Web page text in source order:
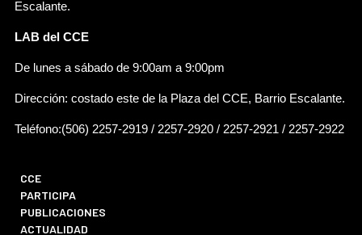
Escalante.
LAB del CCE
De lunes a sábado de 9:00am a 9:00pm
Dirección: costado este de la Plaza del CCE, Barrio Escalante.
Teléfono:(506) 2257-2919 / 2257-2920 / 2257-2921 / 2257-2922
CCE
PARTICIPA
PUBLICACIONES
ACTUALIDAD